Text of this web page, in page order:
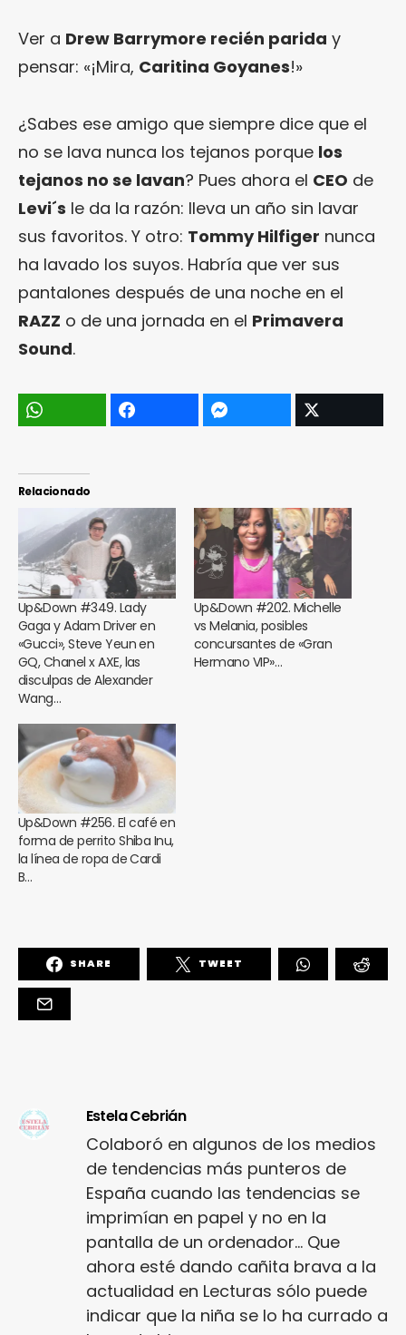
Ver a Drew Barrymore recién parida y
pensar: «¡Mira, Caritina Goyanes!»
¿Sabes ese amigo que siempre dice que el
no se lava nunca los tejanos porque los
tejanos no se lavan? Pues ahora el CEO de
Levi´s le da la razón: lleva un año sin lavar
sus favoritos. Y otro: Tommy Hilfiger nunca
ha lavado los suyos. Habría que ver sus
pantalones después de una noche en el
RAZZ o de una jornada en el Primavera
Sound.
Relacionado
Up&Down #349. Lady
Gaga y Adam Driver en
«Gucci», Steve Yeun en
GQ, Chanel x AXE, las
disculpas de Alexander
Wang…
Up&Down #202. Michelle
vs Melania, posibles
concursantes de «Gran
Hermano VIP»…
Up&Down #256. El café en
forma de perrito Shiba Inu,
la línea de ropa de Cardi
B…
SHARE TWEET
Estela Cebrián
Colaboró en algunos de los medios
de tendencias más punteros de
España cuando las tendencias se
imprimían en papel y no en la
pantalla de un ordenador... Que
ahora esté dando cañita brava a la
actualidad en Lecturas sólo puede
indicar que la niña se lo ha currado a